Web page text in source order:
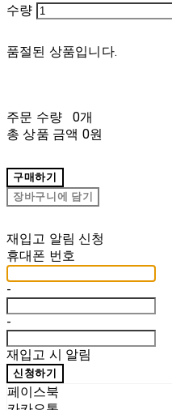
수량
품절된 상품입니다.
주문 수량
0개
총 상품 금액 0원
구매하기
장바구니에 담기
재입고 알림 신청
휴대폰 번호
-
-
재입고 시 알림
신청하기
페이스북